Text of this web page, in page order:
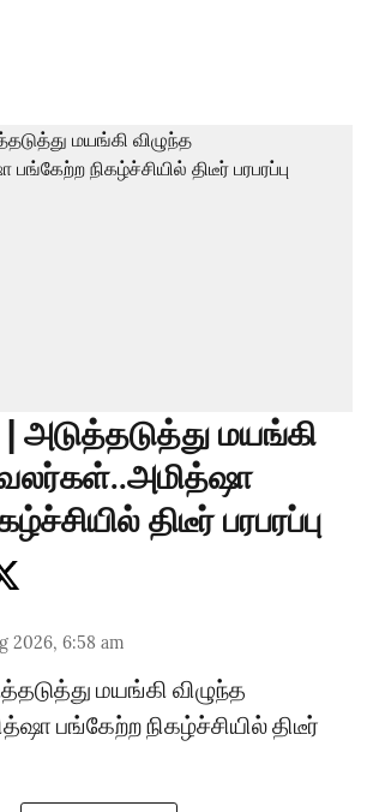
அடுத்தடுத்து மயங்கி
திடீர் பரபரப்பு
2026, 6:58 am
மயங்கி விழுந்த
பங்கேற்ற நிகழ்ச்சியில் திடீர்